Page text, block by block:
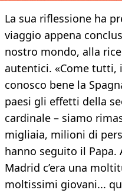
La sua riflessione ha
viaggio appena
nostro mondo, alla
autentici. «Come tutti,
conosco bene la
paesi gli effetti della
cardinale – siamo
migliaia, milioni di
hanno seguito il Papa.
Madrid c’era una
moltissimi giovani...